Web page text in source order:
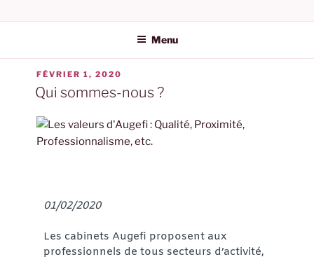
AUGEFI | AUDIT ET
EXPERTISE COMPTABLE
DANS L'HÉRAULT
Menu
COMPTES
FÉVRIER 1, 2020
Qui sommes-nous ?
01/02/2020
Les cabinets Augefi proposent aux
professionnels de tous secteurs d’activité,